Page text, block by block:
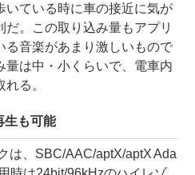
いている時に車の接近に気が
。この取り込み量もアプリ
る音楽があまり激しいもので
量は中・小くらいで、電車内
る。
生も可能
は、SBC/AAC/aptX/aptX Ada